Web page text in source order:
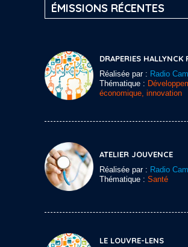
ÉMISSIONS RÉCENTES
DRAPERIES HALLYNCK
Réalisée par : Radio
Thématique :
économique, innovation
ATELIER JOUVENCE
Réalisée par : Radio
Thématique : Santé
LE LOUVRE-LENS